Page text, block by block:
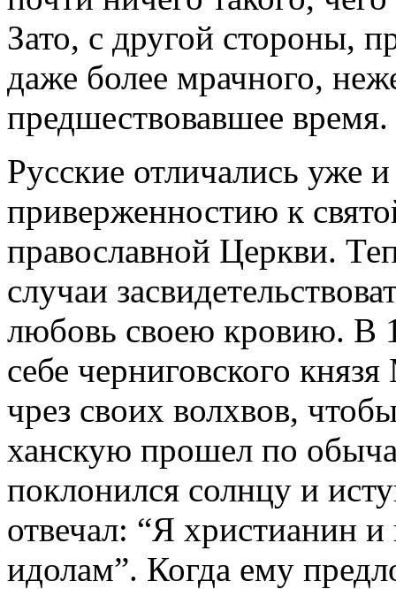
Зато, с другой стороны,
даже более мрачного,
предшествовавшее время.
Русские отличались уже
приверженностию к
православной Церкви.
случаи
любовь своею кровию. В
себе черниговского
чрез своих волхвов,
ханскую прошел по
поклонился солнцу и
отвечал: “Я христианин
идолам”. Когда ему